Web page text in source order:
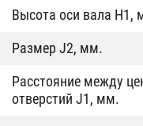
Высота оси вала H1,
Размер J2, мм.
Расстояние между
отверстий J1, мм.